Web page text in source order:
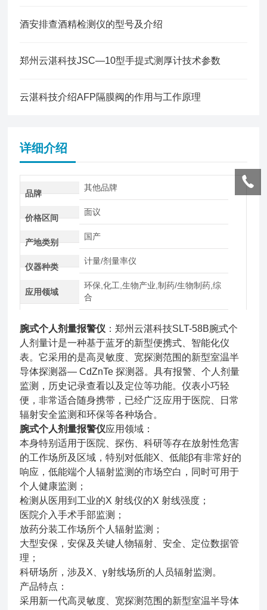
酒安排查酒精检测仪的型号及介绍
郑州云湛科技JSC—10型手提式测厚计技术参数
云湛科技介绍AFP隔膜阀的作用与工作原理
详细介绍
品牌
其他品牌
价格区间
面议
产地类别
国产
仪器种类
计量/剂量率仪
应用领域
环保,化工,生物产业,制药/生物制药,综
合
腕式个人剂量报警仪 ：郑州云湛科技SLT-58B腕式个
人剂量计是一种基于蓝牙的新型便携式、智能化仪
表。它采用的是高灵敏度、宽探测范围的新型室温半
导体探测器— CdZnTe 探测器。具有报警、个人剂量
监测，历史记录查看以及定位等功能。仪表小巧轻
便，非常适合随身携带，已经广泛应用于医院、日常
辐射安全监测和环保等各种场合。
腕式个人剂量报警仪应用领域：
本身特别适用于医院、探伤、科研等存在放射性危害
的工作场所及区域，特别对低能X、低能β有非常好的
响应，低能端个人辐射监测的市场空白，同时可用于
个人健康监测；
检测从医用到工业的X 射线仪的X 射线强度；
医院介入手术手部监测；
放药分装工作场所个人辐射监测；
大型安保，安保及关键人物辐射、安全、定位数据管
理；
科研场所，涉及X、γ射线场所的人员辐射监测。
产品特点：
采用新一代高灵敏度、宽探测范围的新型室温半导体